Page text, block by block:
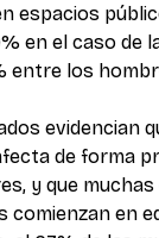
espacios
en el caso de
entre los
evidencian
de forma
y que
comienzan en